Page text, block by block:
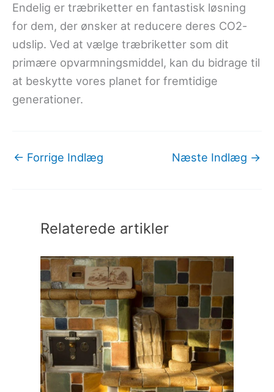
Endelig er træbriketter en fantastisk løsning
for dem, der ønsker at reducere deres CO2-
udslip. Ved at vælge træbriketter som dit
primære opvarmningsmiddel, kan du bidrage til
at beskytte vores planet for fremtidige
generationer.
← Forrige Indlæg Næste Indlæg →
Relaterede artikler